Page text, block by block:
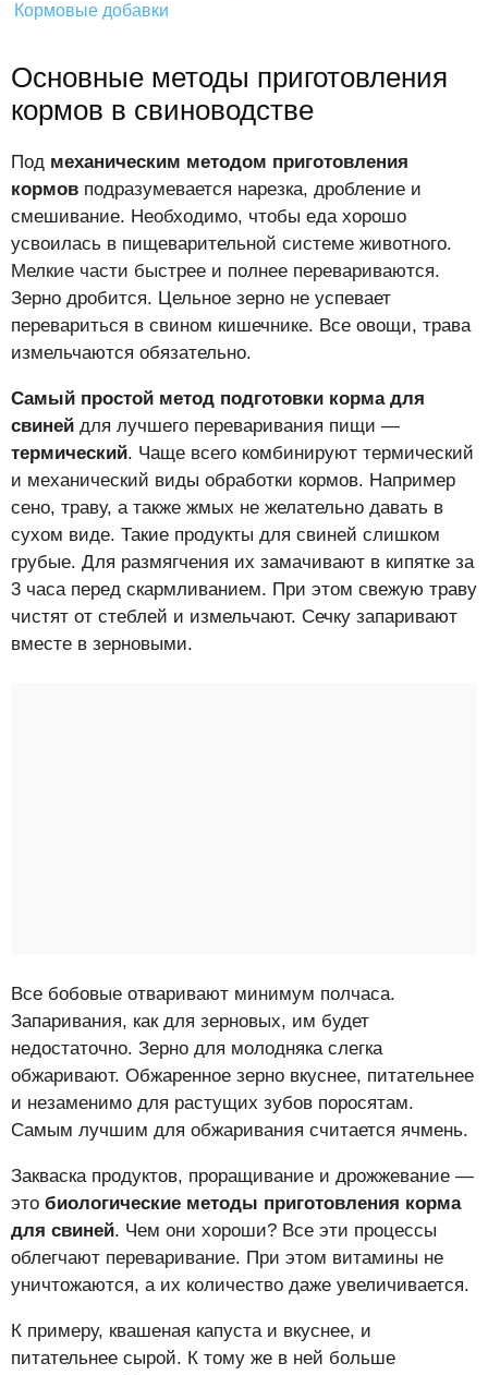
Кормовые добавки
Основные методы приготовления
кормов в свиноводстве
Под механическим методом приготовления
кормов подразумевается нарезка, дробление и
смешивание. Необходимо, чтобы еда хорошо
усвоилась в пищеварительной системе животного.
Мелкие части быстрее и полнее перевариваются.
Зерно дробится. Цельное зерно не успевает
перевариться в свином кишечнике. Все овощи, трава
измельчаются обязательно.
Самый простой метод подготовки корма для
свиней для лучшего переваривания пищи —
термический. Чаще всего комбинируют термический
и механический виды обработки кормов. Например
сено, траву, а также жмых не желательно давать в
сухом виде. Такие продукты для свиней слишком
грубые. Для размягчения их замачивают в кипятке за
3 часа перед скармливанием. При этом свежую траву
чистят от стеблей и измельчают. Сечку запаривают
вместе в зерновыми.
Все бобовые отваривают минимум полчаса.
Запаривания, как для зерновых, им будет
недостаточно. Зерно для молодняка слегка
обжаривают. Обжаренное зерно вкуснее, питательнее
и незаменимо для растущих зубов поросятам.
Самым лучшим для обжаривания считается ячмень.
Закваска продуктов, проращивание и дрожжевание —
это биологические методы приготовления корма
для свиней. Чем они хороши? Все эти процессы
облегчают переваривание. При этом витамины не
уничтожаются, а их количество даже увеличивается.
К примеру, квашеная капуста и вкуснее, и
питательнее сырой. К тому же в ней больше